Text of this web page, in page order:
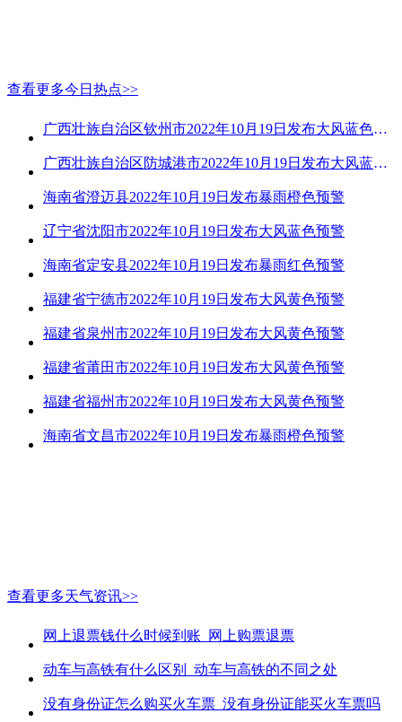
查看更多今日热点>>
广西壮族自治区钦州市2022年10月19日发布大风蓝色预警
广西壮族自治区防城港市2022年10月19日发布大风蓝色预警
海南省澄迈县2022年10月19日发布暴雨橙色预警
辽宁省沈阳市2022年10月19日发布大风蓝色预警
海南省定安县2022年10月19日发布暴雨红色预警
福建省宁德市2022年10月19日发布大风黄色预警
福建省泉州市2022年10月19日发布大风黄色预警
福建省莆田市2022年10月19日发布大风黄色预警
福建省福州市2022年10月19日发布大风黄色预警
海南省文昌市2022年10月19日发布暴雨橙色预警
查看更多天气资讯>>
网上退票钱什么时候到账_网上购票退票
动车与高铁有什么区别_动车与高铁的不同之处
没有身份证怎么购买火车票_没有身份证能买火车票吗